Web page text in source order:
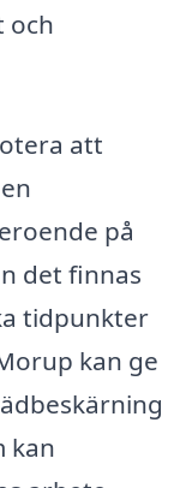
och
att
på
det finnas
tidpunkter
kan ge
kan